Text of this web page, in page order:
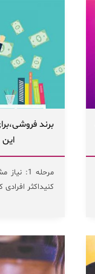
برند
مرحله 1:
کنیداکثر